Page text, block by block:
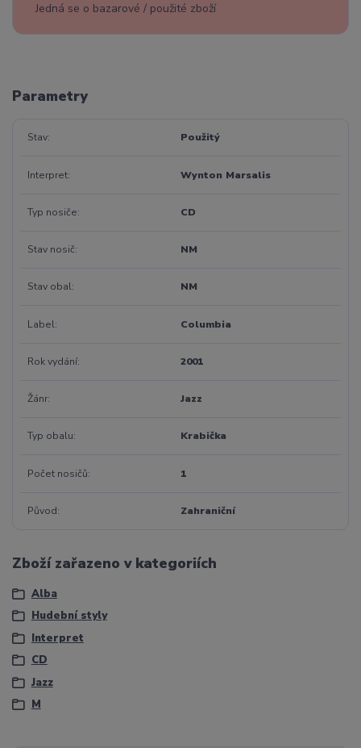
Jedná se o bazarové / použité zboží
Parametry
Stav Použitý
Interpret Wynton Marsalis
Typ nosiče CD
Stav nosič NM
Stav obal NM
Label Columbia
Rok vydání 2001
Žánr Jazz
Typ obalu Krabička
Počet nosičů 1
Původ Zahraniční
Zboží zařazeno v kategoriích
Alba
Hudební styly
Interpret
CD
Jazz
M